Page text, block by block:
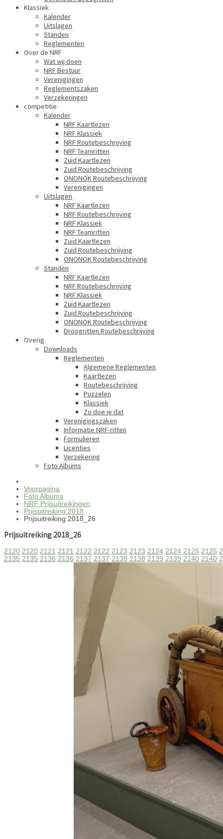
Klassiek
Kalender
Uitslagen
Standen
Reglementen
Over de NRF
Wat wij doen
NRF Bestuur
Verenigingen
Reglementszaken
Verzekeringen
competitie
Kalender
NRF Kaartlezen
NRF Klassiek
NRF Routebeschrijving
NRF Teamritten
Zuid Kaartlezen
Zuid Routebeschrijving
ONONOK Routebeschrijving
Verenigingen
Uitslagen
NRF Kaartlezen
NRF Routebeschrijving
NRF Klassiek
NRF Teamritten
Zuid Kaartlezen
Zuid Routebeschrijving
ONONOK Routebeschrijving
Standen
NRF Kaartlezen
NRF Routebeschrijving
NRF Klassiek
Zuid Kaartlezen
Zuid Routebeschrijving
ONONOK Routebeschrijving
Droogritten Routebeschrijving
Overig
Downloads
Reglementen
Algemene Reglementen
Kaartlezen
Routebeschrijving
Puzzelen
Klassiek
Zo doe je dat
Verenigingszaken
Informatie NRF-ritten
Formulieren
Licenties
Verzekering
Foto Albums
Voorpagina
Foto Albums
NRF Prijsuitreikingen
Prijsuitreiking 2018
Prijsuitreiking 2018_26
Prijsuitreiking 2018_26
2120 2120 2121 2121 2122 2122 2123 2123 2124 2124 2125 2125
2135 2135 2136 2136 2137 2137 2138 2138 2139 2139 2140 2140